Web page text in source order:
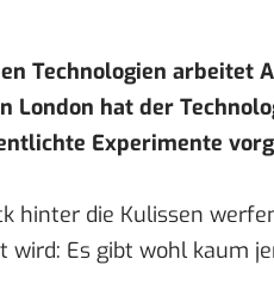
Technologien arbeitet
London hat der
Experimente
hinter die Kulissen
wird: Es gibt wohl kaum